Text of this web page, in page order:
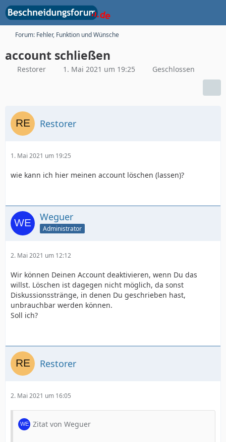
Forum: Fehler, Funktion und Wünsche
account schließen
Restorer 1. Mai 2021 um 19:25 Geschlossen
Restorer
1. Mai 2021 um 19:25
wie kann ich hier meinen account löschen (lassen)?
Weguer
Administrator
2. Mai 2021 um 12:12
Wir können Deinen Account deaktivieren, wenn Du das
willst. Löschen ist dagegen nicht möglich, da sonst
Diskussionsstränge, in denen Du geschrieben hast,
unbrauchbar werden können.
Soll ich?
Restorer
2. Mai 2021 um 16:05
Zitat von Weguer